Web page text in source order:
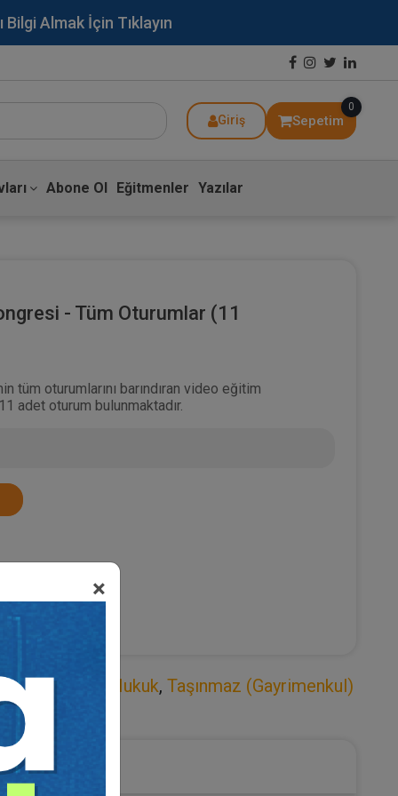
Almak İçin Tıklayın
Giriş Sepetim
0
Abone Ol Eğitmenler Yazılar
×
- Tüm Oturumlar (11
tüm oturumlarını barındıran video eğitim
adet oturum bulunmaktadır.
Medeni Hukuk, Taşınmaz (Gayrimenkul)